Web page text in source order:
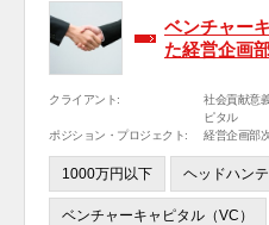
ベンチャー
た経営企画
クライアント:
社会貢献意
ピタル
ポジション・プロジェクト:
経営企画部
1000万円以下 ヘッドハン
ベンチャーキャピタル（VC）